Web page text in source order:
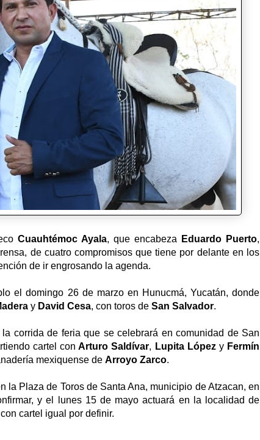
Cuauhtémoc Ayala, que encabeza Eduardo Puerto,
de cuatro compromisos que tiene por delante en los
de ir engrosando la agenda.
el domingo 26 de marzo en Hunucmá, Yucatán, donde
y David Cesa, con toros de San Salvador.
corrida de feria que se celebrará en comunidad de San
cartel con Arturo Saldívar, Lupita López y Fermín
mexiquense de Arroyo Zarco.
la Plaza de Toros de Santa Ana, municipio de Atzacan, en
y el lunes 15 de mayo actuará en la localidad de
cartel igual por definir.